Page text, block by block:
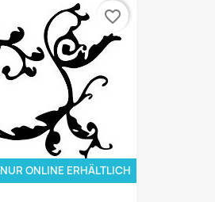
NUR ONLINE ERHÄLTLICH
favorite_border